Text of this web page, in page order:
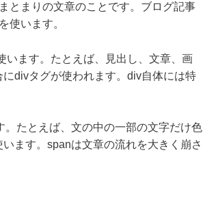
とまりの文章のことです。ブログ記事
使います。
います。たとえば、見出し、文章、画
divタグが使われます。div自体には特
たとえば、文の中の一部の文字だけ色
ます。spanは文章の流れを大きく崩さ